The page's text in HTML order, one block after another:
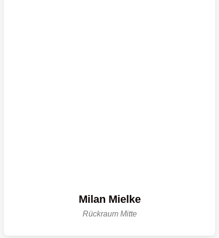
Milan Mielke
Rückraum Mitte